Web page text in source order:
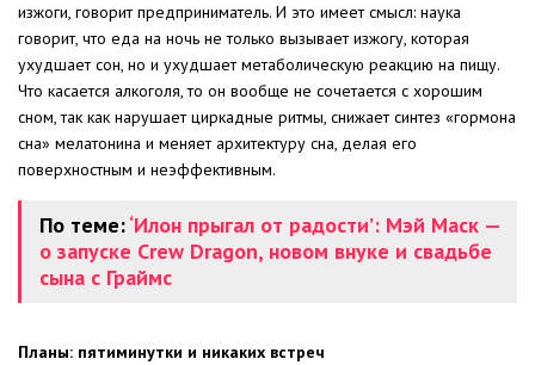
изжоги, говорит предприниматель. И это имеет смысл: наука
говорит, что еда на ночь не только вызывает изжогу, которая
ухудшает сон, но и ухудшает метаболическую реакцию на пищу.
Что касается алкоголя, то он вообще не сочетается с хорошим
сном, так как нарушает циркадные ритмы, снижает синтез «гормона
сна» мелатонина и меняет архитектуру сна, делая его
поверхностным и неэффективным.
По теме:‘Илон прыгал от радости’: Мэй Маск —
о запуске Crew Dragon, новом внуке и свадьбе
сына с Граймс
Планы: пятиминутки и никаких встреч